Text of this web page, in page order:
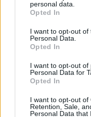
grant or deny consent
use your data for
consent section.
personal data.
Opted In
I want to opt-out of
Personal Data.
Opted In
I want to opt-out of
Personal Data for
Opted In
I want to opt-out of
Retention, Sale,
Personal Data that
Innen
Édesanyám
Amikor elvitték
35. Sokan azért
reménykedtek,
szüleiket,